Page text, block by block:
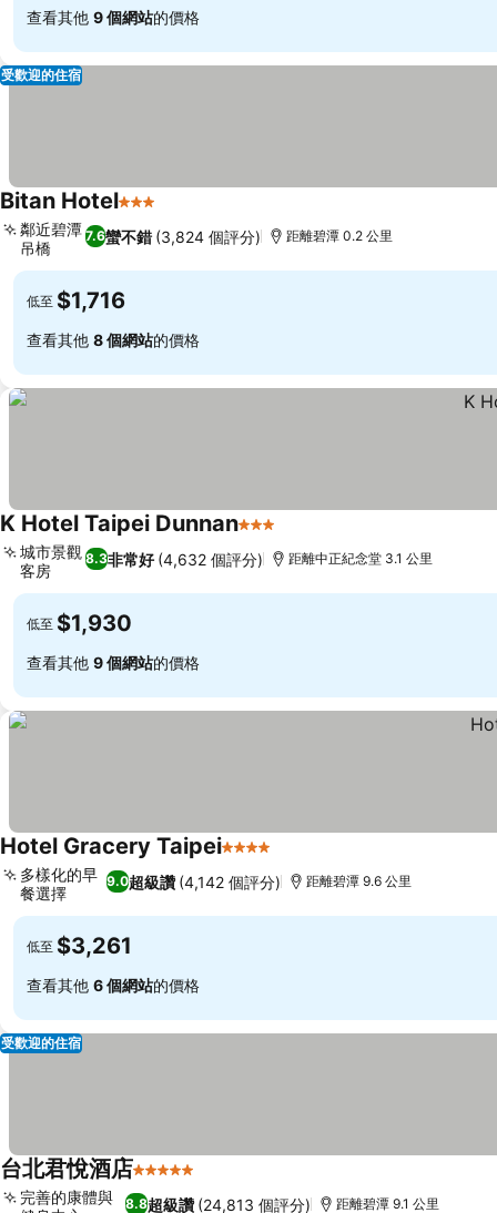
查看其他 9 個網站的價格
受歡迎的住宿
Bitan Hotel3 星級
7.6蠻不錯 (3,824 個評分)
鄰近碧潭
吊橋
距離碧潭 0.2 公里
低至 $1,716
查看其他 8 個網站的價格
K Hotel Taipei Dunnan3 星級
8.3非常好 (4,632 個評分)
城市景觀
客房
距離中正紀念堂 3.1 公里
低至 $1,930
查看其他 9 個網站的價格
Hotel Gracery Taipei4 星級
9.0超級讚 (4,142 個評分)
多樣化的早
餐選擇
距離碧潭 9.6 公里
低至 $3,261
查看其他 6 個網站的價格
受歡迎的住宿
台北君悅酒店5 星級
8.8超級讚 (24,813 個評分)
完善的康體與
距離碧潭 9.1 公里